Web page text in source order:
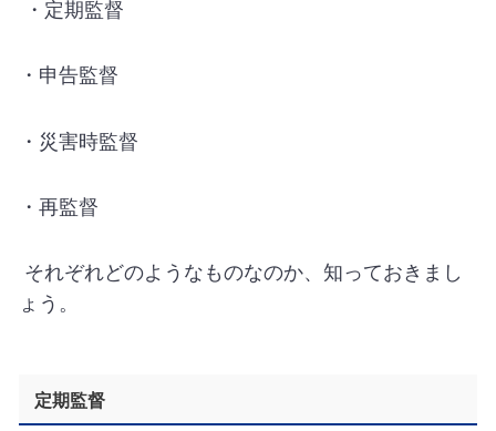
・定期監督
・申告監督
・災害時監督
・再監督
それぞれどのようなものなのか、知っておきまし
ょう。
定期監督